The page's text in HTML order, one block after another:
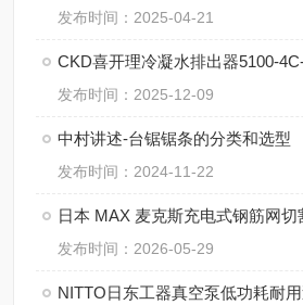
发布时间：2025-04-21
CKD喜开理冷凝水排出器5100-
发布时间：2025-12-09
中村讲述-台锯锯条的分类和选型
发布时间：2024-11-22
发布时间：2026-05-29